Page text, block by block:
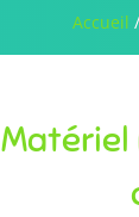
Accueil /
Matériel